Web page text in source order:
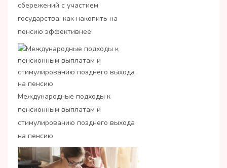
сбережений с участием
государства: как накопить на
пенсию эффективнее
Международные подходы к
пенсионным выплатам и
стимулированию позднего выхода
на пенсию